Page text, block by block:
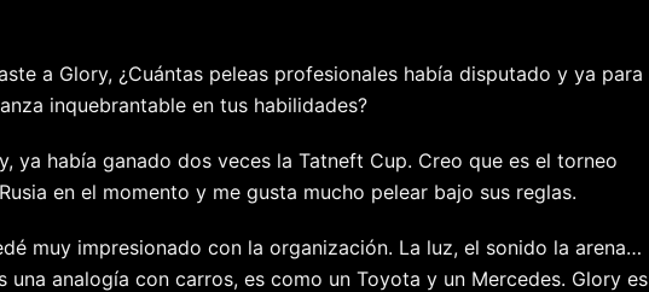
a Glory, ¿Cuántas peleas profesionales había disputado y ya para
inquebrantable en tus habilidades?
ya había ganado dos veces la Tatneft Cup. Creo que es el torneo
en el momento y me gusta mucho pelear bajo sus reglas.
muy impresionado con la organización. La luz, el sonido la arena…
una analogía con carros, es como un Toyota y un Mercedes. Glory es